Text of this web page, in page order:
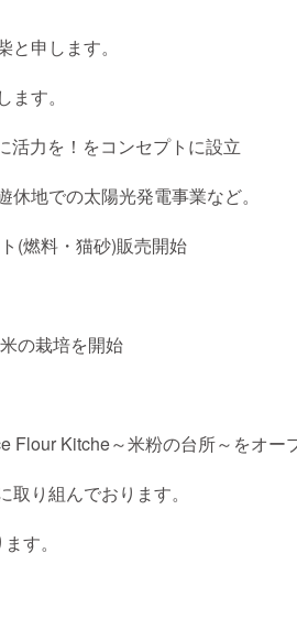
申します。
す。
活力を！をコンセプトに設立
地での太陽光発電事業など。
(燃料・猫砂)販売開始
の栽培を開始
Flour Kitche～米粉の台所～をオー
り組んでおります。
す。